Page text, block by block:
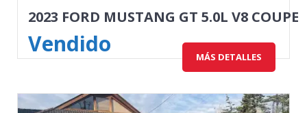
2023 FORD MUSTANG GT 5.0L V8 COUPE
Vendido MÁS DETALLES